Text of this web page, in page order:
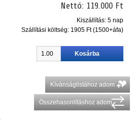
Nettó: 119.000 Ft
Kiszállítás: 5 nap
Szállítási költség: 1905 Ft (1500+áfa)
Kívánságlistához adom
Összehasonlításhoz adom